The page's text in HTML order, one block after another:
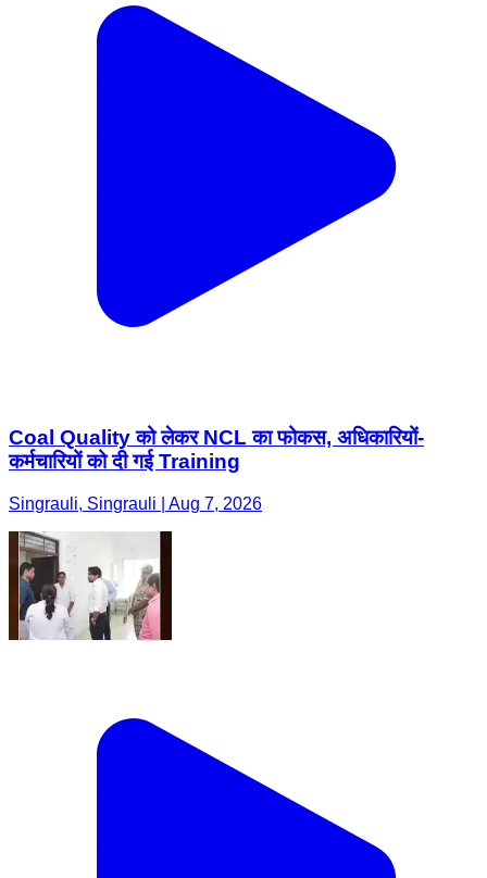
Coal Quality को लेकर NCL का फोकस, अधिकारियों-
कर्मचारियों को दी गई Training
Singrauli, Singrauli | Aug 7, 2026